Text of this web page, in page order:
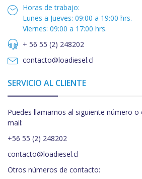
Horas de trabajo:
Lunes a Jueves: 09:00 a 19:00 hrs.
Viernes: 09:00 a 17:00 hrs.
+ 56 55 (2) 248202
contacto@loadiesel.cl
SERVICIO AL CLIENTE
Puedes llamarnos al siguiente número
mail:
+56 55 (2) 248202
contacto@loadiesel.cl
Otros números de contacto: